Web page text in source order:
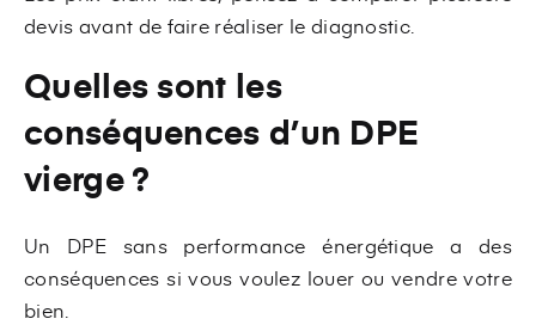
devis avant de faire réaliser le diagnostic.
Quelles sont les
conséquences d’un DPE
vierge ?
Un DPE sans performance énergétique a des
conséquences si vous voulez louer ou vendre votre
bien.